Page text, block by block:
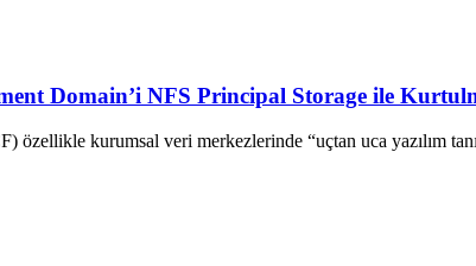
Domain’i NFS Principal Storage ile
özellikle kurumsal veri merkezlerinde “uçtan uca yazılım